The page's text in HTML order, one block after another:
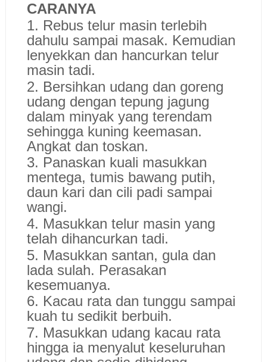
CARANYA
1. Rebus telur masin terlebih
dahulu sampai masak. Kemudian
lenyekkan dan hancurkan telur
masin tadi.
2. Bersihkan udang dan goreng
udang dengan tepung jagung
dalam minyak yang terendam
sehingga kuning keemasan.
Angkat dan toskan.
3. Panaskan kuali masukkan
mentega, tumis bawang putih,
daun kari dan cili padi sampai
wangi.
4. Masukkan telur masin yang
telah dihancurkan tadi.
5. Masukkan santan, gula dan
lada sulah. Perasakan
kesemuanya.
6. Kacau rata dan tunggu sampai
kuah tu sedikit berbuih.
7. Masukkan udang kacau rata
hingga ia menyalut keseluruhan